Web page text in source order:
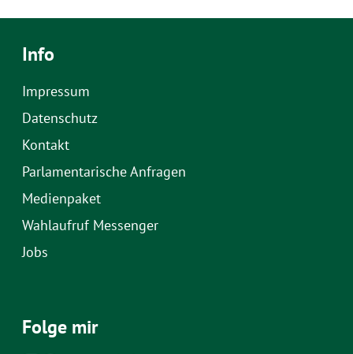
Info
Impressum
Datenschutz
Kontakt
Parlamentarische Anfragen
Medienpaket
Wahlaufruf Messenger
Jobs
Folge mir